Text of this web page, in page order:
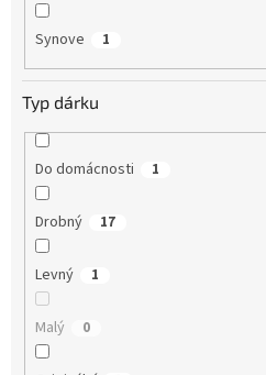
Synove 1
Typ dárku
Do domácnosti 1
Drobný 17
Levný 1
Malý 0